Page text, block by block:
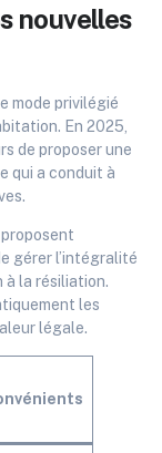
nouvelles
mode privilégié
En 2025,
de proposer une
qui a conduit à
proposent
gérer l’intégralité
à la résiliation.
les
légale.